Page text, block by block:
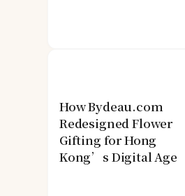
How Bydeau.com
Redesigned Flower
Gifting for Hong
Kong’s Digital Age